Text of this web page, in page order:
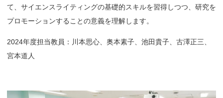
て、サイエンスライティングの基礎的スキルを習得しつつ、研究を
プロモーションすることの意義を理解します。
2024年度担当教員：川本思心、奥本素子、池田貴子、古澤正三、
宮本道人